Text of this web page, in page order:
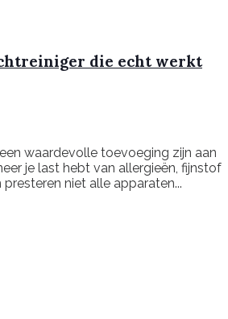
die echt werkt
waardevolle toevoeging zijn aan
je last hebt van allergieën, fijnstof
niet alle apparaten...